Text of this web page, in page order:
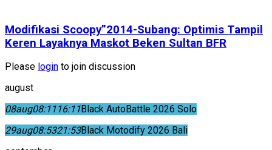
Modifikasi Scoopy”2014-Subang: Optimis Tampil
Keren Layaknya Maskot Beken Sultan BFR
Please login to join discussion
august
08aug08:1116:11Black AutoBattle 2026 Solo
29aug08:5321:53Black Motodify 2026 Bali